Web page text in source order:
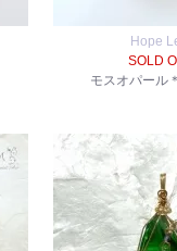
Hope
SOLD
モスオパール